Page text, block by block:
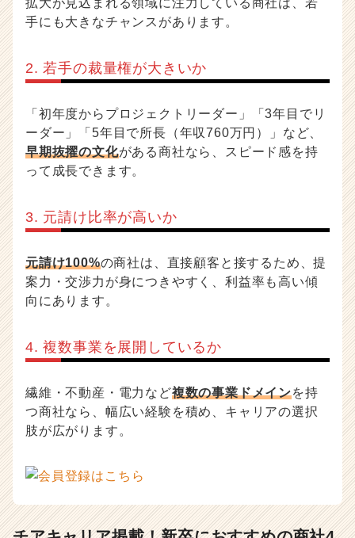
拡大が見込まれる領域に注力している商社は、若
手にも大きなチャンスがあります。
2. 若手の裁量権が大きいか
「初年度からプロジェクトリーダー」「3年目でリ
ーダー」「5年目で所長（年収760万円）」など、
早期抜擢の文化がある商社なら、スピード感を持
って成長できます。
3. 元請け比率が高いか
元請け100%の商社は、直接顧客と接するため、提
案力・交渉力が身につきやすく、利益率も高い傾
向にあります。
4. 複数事業を展開しているか
繊維・不動産・電力など複数の事業ドメインを持
つ商社なら、幅広い経験を積め、キャリアの選択
肢が広がります。